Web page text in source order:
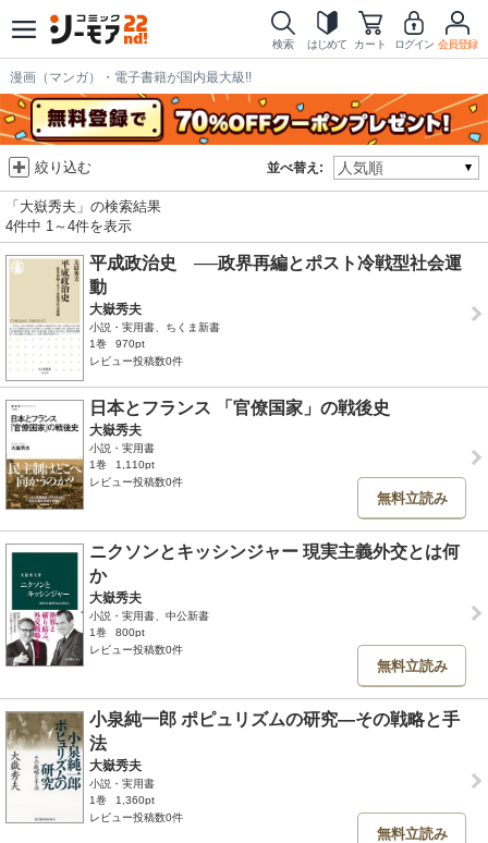
検索 はじめて カート ログイン 会員登録
漫画（マンガ）・電子書籍が国内最大級!!
並べ替え:
絞り込む
「大嶽秀夫」の検索結果
4件中 1～4件を表示
平成政治史 ──政界再編とポスト冷戦型社会運
動
大嶽秀夫
小説・実用書、ちくま新書
1巻
970pt
レビュー投稿数0件
日本とフランス 「官僚国家」の戦後史
大嶽秀夫
小説・実用書
1巻
1,110pt
レビュー投稿数0件
無料立読み
ニクソンとキッシンジャー 現実主義外交とは何
か
大嶽秀夫
小説・実用書、中公新書
1巻
800pt
レビュー投稿数0件
無料立読み
小泉純一郎 ポピュリズムの研究―その戦略と手
法
大嶽秀夫
小説・実用書
1巻
1,360pt
レビュー投稿数0件
無料立読み